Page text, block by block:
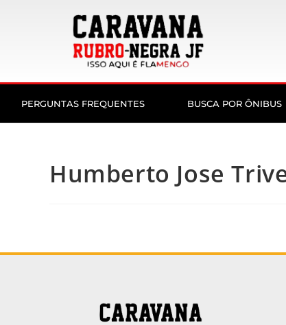
PERGUNTAS FREQUENTES BUSCA POR ÔNIBUS
Humberto Jose